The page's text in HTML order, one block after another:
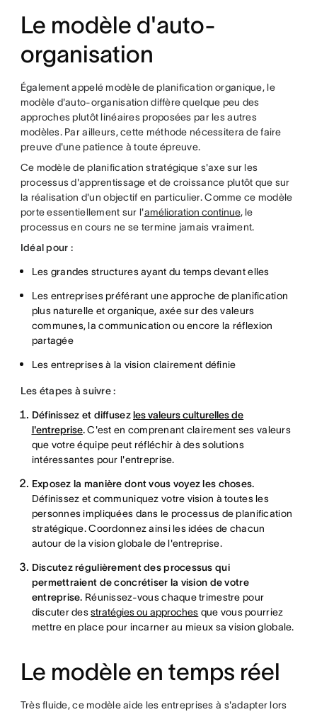
Le modèle d'auto-
organisation
Également appelé modèle de planification organique, le
modèle d'auto-organisation diffère quelque peu des
approches plutôt linéaires proposées par les autres
modèles. Par ailleurs, cette méthode nécessitera de faire
preuve d'une patience à toute épreuve.
Ce modèle de planification stratégique s'axe sur les
processus d'apprentissage et de croissance plutôt que sur
la réalisation d'un objectif en particulier. Comme ce modèle
porte essentiellement sur l'amélioration continue, le
processus en cours ne se termine jamais vraiment.
Idéal pour :
Les grandes structures ayant du temps devant elles
Les entreprises préférant une approche de planification
plus naturelle et organique, axée sur des valeurs
communes, la communication ou encore la réflexion
partagée
Les entreprises à la vision clairement définie
Les étapes à suivre :
Définissez et diffusez les valeurs culturelles de
l'entreprise.C'est en comprenant clairement ses valeurs
que votre équipe peut réfléchir à des solutions
intéressantes pour l'entreprise.
Exposez la manière dont vous voyez les choses.
Définissez et communiquez votre vision à toutes les
personnes impliquées dans le processus de planification
stratégique. Coordonnez ainsi les idées de chacun
autour de la vision globale de l'entreprise.
Discutez régulièrement des processus qui
permettraient de concrétiser la vision de votre
entreprise. Réunissez-vous chaque trimestre pour
discuter desstratégies ou approches que vous pourriez
mettre en place pour incarner au mieux sa vision globale.
Le modèle en temps réel
Très fluide, ce modèle aide les entreprises à s'adapter lors